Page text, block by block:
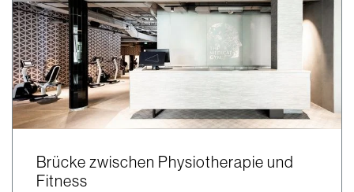
Brücke zwischen Physiotherapie und
Fitness